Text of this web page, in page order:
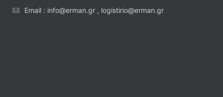
Email : info@erman.gr , logistirio@erman.gr